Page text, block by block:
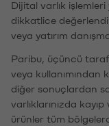
Dijital varlık
dikkatlice
veya yatırım
Paribu, üçüncü
veya kullanımından
diğer sonuçlardan
varlıklarınızda
ürünler tüm